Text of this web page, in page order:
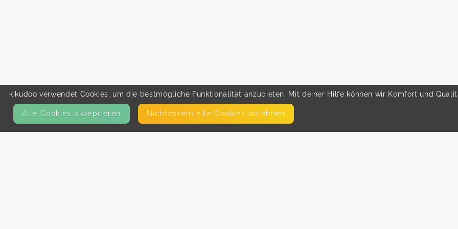
kikudoo verwendet Cookies, um die bestmögliche Funktionalität anzubieten. Mit deiner Hilfe können wir Komfort und
Alle Cookies akzeptieren Nicht­essentielle Cookies ablehnen